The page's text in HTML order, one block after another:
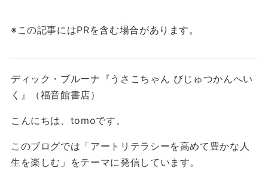
※この記事にはPRを含む場合があります。
ディック・ブルーナ『うさこちゃん びじゅつかんへい
く』（福音館書店）
こんにちは、tomoです。
このブログでは「アートリテラシーを高めて豊かな人
生を楽しむ」をテーマに発信しています。